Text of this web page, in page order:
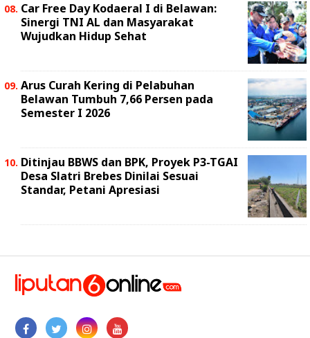
Car Free Day Kodaeral I di Belawan:
Sinergi TNI AL dan Masyarakat
Wujudkan Hidup Sehat
Arus Curah Kering di Pelabuhan
Belawan Tumbuh 7,66 Persen pada
Semester I 2026
Ditinjau BBWS dan BPK, Proyek P3-TGAI
Desa Slatri Brebes Dinilai Sesuai
Standar, Petani Apresiasi